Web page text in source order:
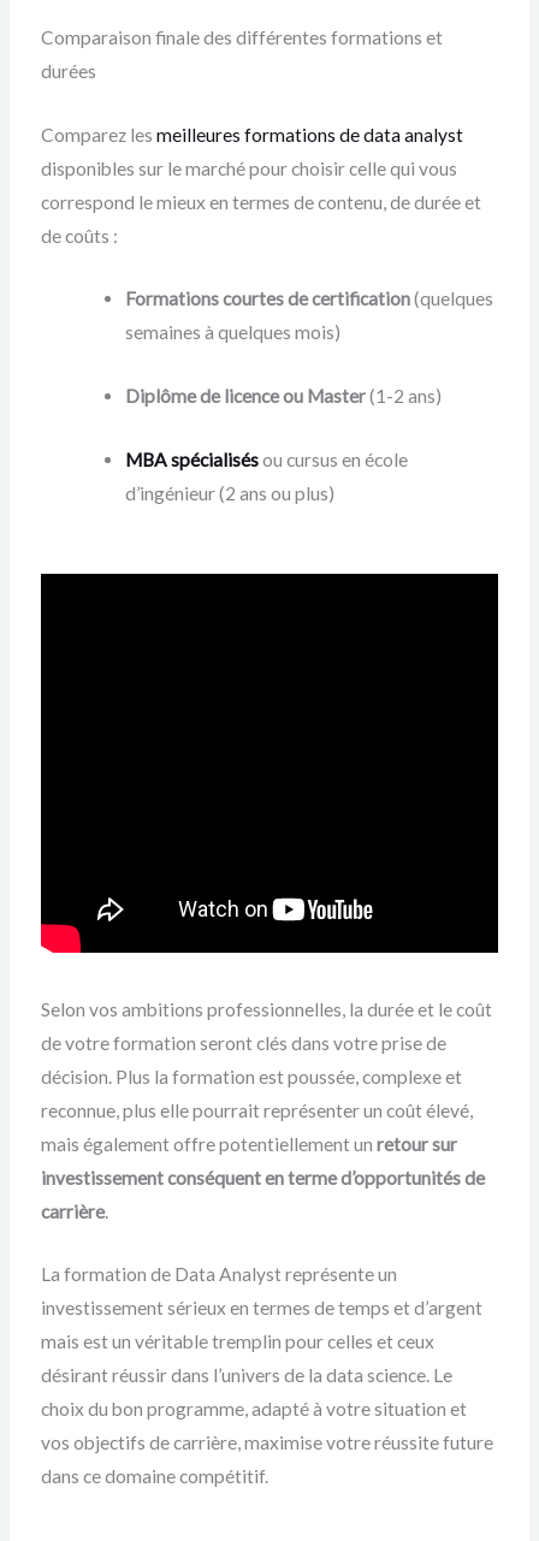
Comparaison finale des différentes formations et
durées
Comparez les meilleures formations de data analyst
disponibles sur le marché pour choisir celle qui vous
correspond le mieux en termes de contenu, de durée et
de coûts :
Formations courtes de certification(quelques
semaines à quelques mois)
Diplôme de licence ou Master(1-2 ans)
MBA spécialisésou cursus en école
d’ingénieur (2 ans ou plus)
Selon vos ambitions professionnelles, la durée et le coût
de votre formation seront clés dans votre prise de
décision. Plus la formation est poussée, complexe et
reconnue, plus elle pourrait représenter un coût élevé,
mais également offre potentiellement un retour sur
investissement conséquent en terme d’opportunités de
carrière.
La formation de Data Analyst représente un
investissement sérieux en termes de temps et d’argent
mais est un véritable tremplin pour celles et ceux
désirant réussir dans l’univers de la data science. Le
choix du bon programme, adapté à votre situation et
vos objectifs de carrière, maximise votre réussite future
dans ce domaine compétitif.